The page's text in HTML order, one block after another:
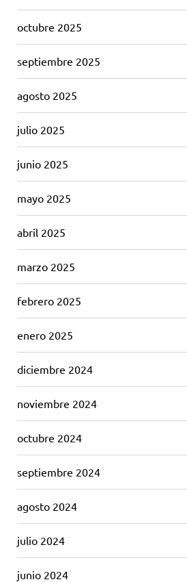
octubre 2025
septiembre 2025
agosto 2025
julio 2025
junio 2025
mayo 2025
abril 2025
marzo 2025
febrero 2025
enero 2025
diciembre 2024
noviembre 2024
octubre 2024
septiembre 2024
agosto 2024
julio 2024
junio 2024